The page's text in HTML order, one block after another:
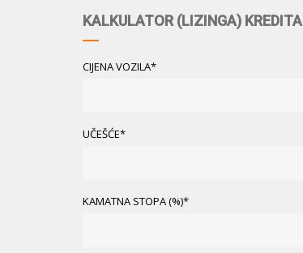
KALKULATOR (LIZINGA) KREDITA
CIJENA VOZILA*
UČEŠĆE*
KAMATNA STOPA (%)*